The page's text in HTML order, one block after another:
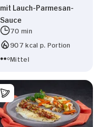
mit Lauch-Parmesan-
Sauce
70 min
907 kcal p. Portion
Mittel